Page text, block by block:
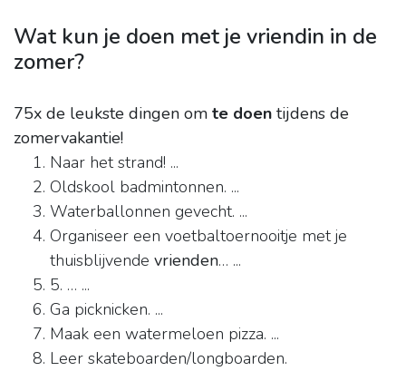
Wat kun je doen met je vriendin in de
zomer?
75x de leukste dingen om te doen tijdens de
zomervakantie!
Naar het strand! ...
Oldskool badmintonnen. ...
Waterballonnen gevecht. ...
Organiseer een voetbaltoernooitje met je
thuisblijvende vrienden… ...
5. … ...
Ga picknicken. ...
Maak een watermeloen pizza. ...
Leer skateboarden/longboarden.